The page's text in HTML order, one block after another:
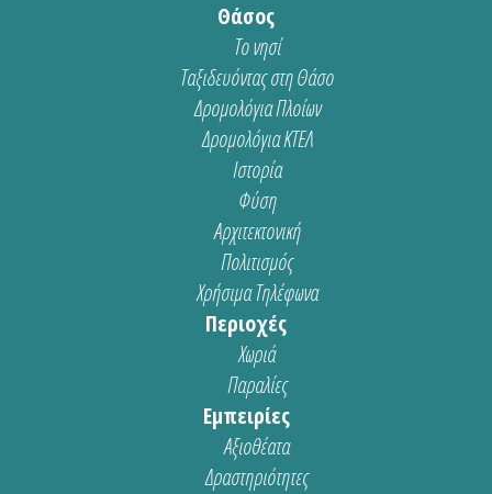
Θάσος
Το νησί
Ταξιδευόντας στη Θάσο
Δρομολόγια Πλοίων
Δρομολόγια ΚΤΕΛ
Ιστορία
Φύση
Αρχιτεκτονική
Πολιτισμός
Χρήσιμα Τηλέφωνα
Περιοχές
Χωριά
Παραλίες
Εμπειρίες
Αξιοθέατα
Δραστηριότητες